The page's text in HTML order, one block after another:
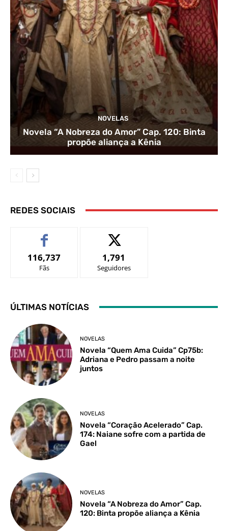
NOVELAS
Novela “A Nobreza do Amor” Cap. 120: Binta
propõe aliança a Kênia
REDES SOCIAIS
116,737
Fãs
1,791
Seguidores
ÚLTIMAS NOTÍCIAS
NOVELAS
Novela “Quem Ama Cuida” Cp75b:
Adriana e Pedro passam a noite
juntos
NOVELAS
Novela “Coração Acelerado” Cap.
174: Naiane sofre com a partida de
Gael
NOVELAS
Novela “A Nobreza do Amor” Cap.
120: Binta propõe aliança a Kênia